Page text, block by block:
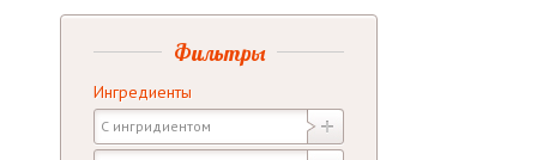
Фильтры
Ингредиенты